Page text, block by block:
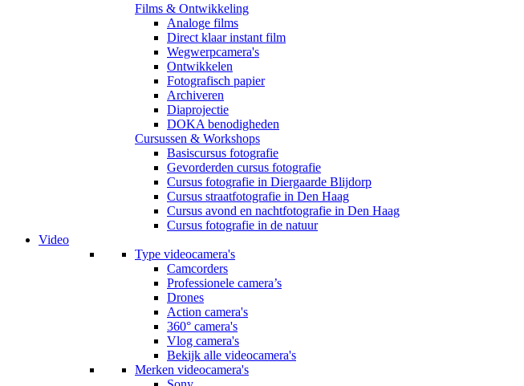
Films & Ontwikkeling
Analoge films
Direct klaar instant film
Wegwerpcamera's
Ontwikkelen
Fotografisch papier
Archiveren
Diaprojectie
DOKA benodigheden
Cursussen & Workshops
Basiscursus fotografie
Gevorderden cursus fotografie
Cursus fotografie in Diergaarde Blijdorp
Cursus straatfotografie in Den Haag
Cursus avond en nachtfotografie in Den Haag
Cursus fotografie in de natuur
Video
Type videocamera's
Camcorders
Professionele camera’s
Drones
Action camera's
360° camera's
Vlog camera's
Bekijk alle videocamera's
Merken videocamera's